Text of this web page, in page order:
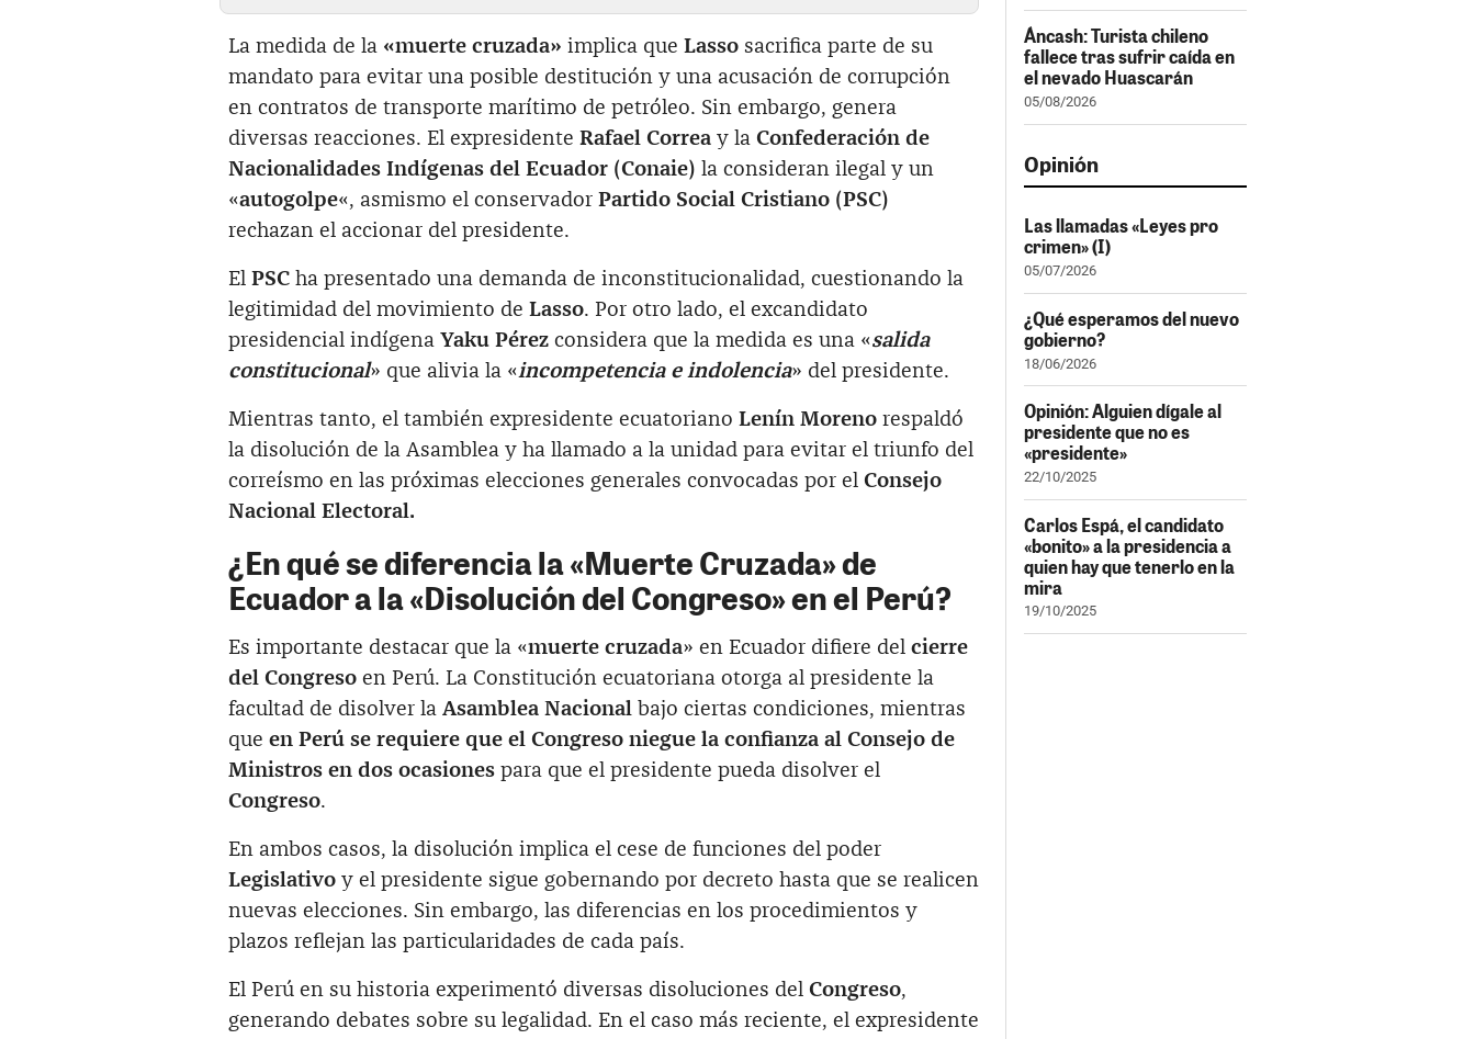
La medida de la «muerte cruzada» implica que Lasso sacrifica parte de su
mandato para evitar una posible destitución y una acusación de corrupción
en contratos de transporte marítimo de petróleo. Sin embargo, genera
diversas reacciones. El expresidente Rafael Correa y la Confederación de
Nacionalidades Indígenas del Ecuador (Conaie) la consideran ilegal y un
«autogolpe«, asmismo el conservador Partido Social Cristiano (PSC)
rechazan el accionar del presidente.
El PSC ha presentado una demanda de inconstitucionalidad, cuestionando la
legitimidad del movimiento de Lasso. Por otro lado, el excandidato
presidencial indígena Yaku Pérez considera que la medida es una «salida
constitucional» que alivia la «incompetencia e indolencia» del presidente.
Mientras tanto, el también expresidente ecuatoriano Lenín Moreno respaldó
la disolución de la Asamblea y ha llamado a la unidad para evitar el triunfo del
correísmo en las próximas elecciones generales convocadas por el Consejo
Nacional Electoral.
¿En qué se diferencia la «Muerte Cruzada» de
Ecuador a la «Disolución del Congreso» en el Perú?
Es importante destacar que la «muerte cruzada» en Ecuador difiere del cierre
del Congreso en Perú. La Constitución ecuatoriana otorga al presidente la
facultad de disolver la Asamblea Nacional bajo ciertas condiciones, mientras
que en Perú se requiere que el Congreso niegue la confianza al Consejo de
Ministros en dos ocasiones para que el presidente pueda disolver el
Congreso.
En ambos casos, la disolución implica el cese de funciones del poder
Legislativo y el presidente sigue gobernando por decreto hasta que se realicen
nuevas elecciones. Sin embargo, las diferencias en los procedimientos y
plazos reflejan las particularidades de cada país.
El Perú en su historia experimentó diversas disoluciones del Congreso,
generando debates sobre su legalidad. En el caso más reciente, el expresidente
Áncash: Turista chileno
fallece tras sufrir caída en
el nevado Huascarán
05/08/2026
Opinión
Las llamadas «Leyes pro
crimen» (I)
05/07/2026
¿Qué esperamos del nuevo
gobierno?
18/06/2026
Opinión: Alguien dígale al
presidente que no es
«presidente»
22/10/2025
Carlos Espá, el candidato
«bonito» a la presidencia a
quien hay que tenerlo en la
mira
19/10/2025